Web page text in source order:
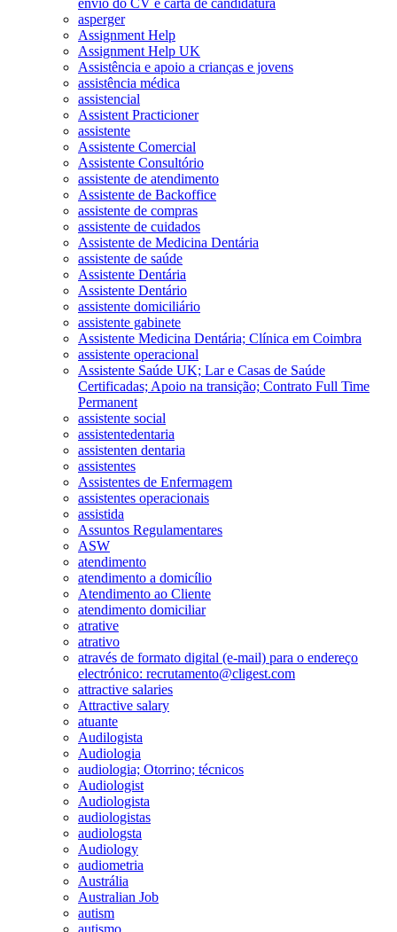
asperger
Assignment Help
Assignment Help UK
Assistência e apoio a crianças e jovens
assistência médica
assistencial
Assistent Practicioner
assistente
Assistente Comercial
Assistente Consultório
assistente de atendimento
Assistente de Backoffice
assistente de compras
assistente de cuidados
Assistente de Medicina Dentária
assistente de saúde
Assistente Dentária
Assistente Dentário
assistente domiciliário
assistente gabinete
Assistente Medicina Dentária; Clínica em Coimbra
assistente operacional
Assistente Saúde UK; Lar e Casas de Saúde
Certificadas; Apoio na transição; Contrato Full Time
Permanent
assistente social
assistentedentaria
assistenten dentaria
assistentes
Assistentes de Enfermagem
assistentes operacionais
assistida
Assuntos Regulamentares
ASW
atendimento
atendimento a domicílio
Atendimento ao Cliente
atendimento domiciliar
atrative
atrativo
através de formato digital (e-mail) para o endereço
electrónico: recrutamento@cligest.com
attractive salaries
Attractive salary
atuante
Audilogista
Audiologia
audiologia; Otorrino; técnicos
Audiologist
Audiologista
audiologistas
audiologsta
Audiology
audiometria
Austrália
Australian Job
autism
autismo